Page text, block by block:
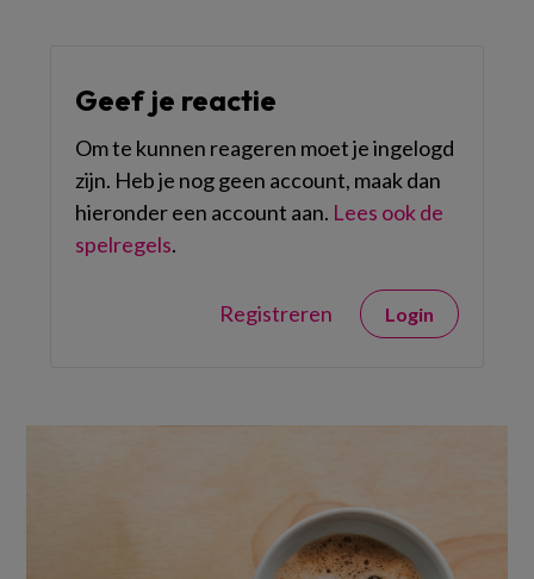
Geef je reactie
Om te kunnen reageren moet je ingelogd
zijn. Heb je nog geen account, maak dan
hieronder een account aan. Lees ook de
spelregels.
Registreren Login